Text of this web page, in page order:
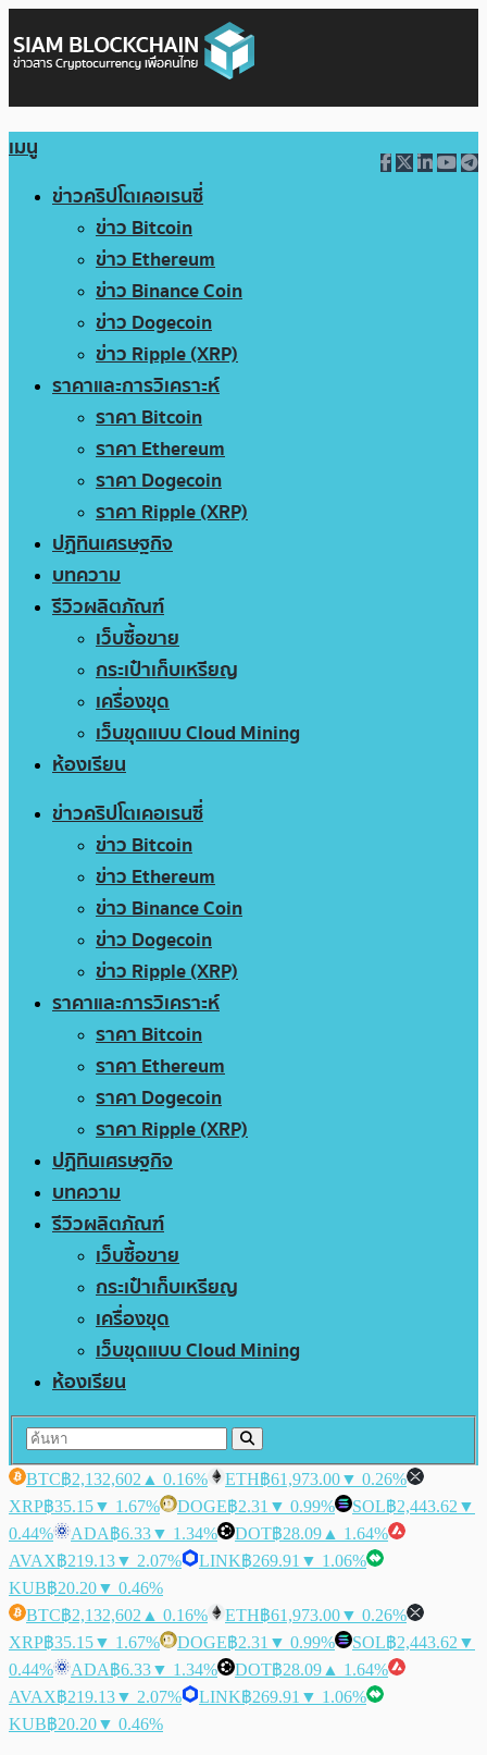
เมนู
ข่าวคริปโตเคอเรนซี่
ข่าว Bitcoin
ข่าว Ethereum
ข่าว Binance Coin
ข่าว Dogecoin
ข่าว Ripple (XRP)
ราคาและการวิเคราะห์
ราคา Bitcoin
ราคา Ethereum
ราคา Dogecoin
ราคา Ripple (XRP)
ปฏิทินเศรษฐกิจ
บทความ
รีวิวผลิตภัณฑ์
เว็บซื้อขาย
กระเป๋าเก็บเหรียญ
เครื่องขุด
เว็บขุดแบบ Cloud Mining
ห้องเรียน
ข่าวคริปโตเคอเรนซี่
ข่าว Bitcoin
ข่าว Ethereum
ข่าว Binance Coin
ข่าว Dogecoin
ข่าว Ripple (XRP)
ราคาและการวิเคราะห์
ราคา Bitcoin
ราคา Ethereum
ราคา Dogecoin
ราคา Ripple (XRP)
ปฏิทินเศรษฐกิจ
บทความ
รีวิวผลิตภัณฑ์
เว็บซื้อขาย
กระเป๋าเก็บเหรียญ
เครื่องขุด
เว็บขุดแบบ Cloud Mining
ห้องเรียน
BTC฿2,132,602 ▲ 0.16% ETH฿61,973.00▼ 0.26%
XRP฿35.15▼ 1.67% DOGE฿2.31 ▼ 0.99% SOL฿2,443.62 ▼
0.44%
ADA฿6.33▼ 1.34% DOT฿28.09 ▲ 1.64%
AVAX฿219.13▼ 2.07% LINK฿269.91 ▼ 1.06%
KUB฿20.20▼ 0.46%
BTC฿2,132,602 ▲ 0.16% ETH฿61,973.00▼ 0.26%
XRP฿35.15▼ 1.67% DOGE฿2.31 ▼ 0.99% SOL฿2,443.62 ▼
0.44%
ADA฿6.33▼ 1.34% DOT฿28.09 ▲ 1.64%
AVAX฿219.13▼ 2.07% LINK฿269.91 ▼ 1.06%
KUB฿20.20▼ 0.46%